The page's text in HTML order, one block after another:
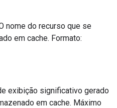
nome do recurso que se
em cache. Formato:
exibição significativo gerado
em cache. Máximo